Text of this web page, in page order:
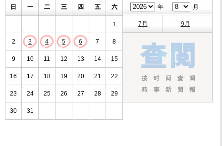
日 一 二 三 四 五 六
1
2 3 4 5 6 7 8
9 10 11 12 13 14 15
16 17 18 19 20 21 22
23 24 25 26 27 28 29
30 31
年 月
7月 9月